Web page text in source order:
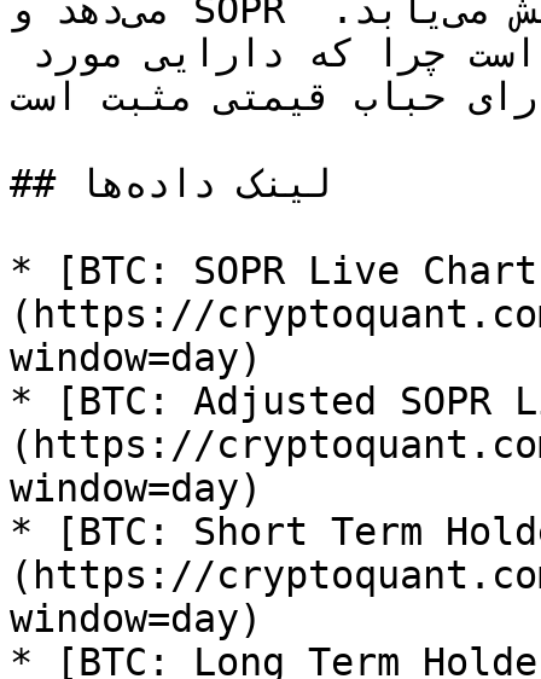
می‌دهد و SOPR به مقادیر بالاتر از ۱ افزایش می‌یابد.
حباب قیمتی مثبت است.
## لینک داده‌ها
* [BTC: SOPR Live
(https://
window=day)
* [BTC: Adjusted SOPR
(https://
window=day)
* [BTC: Short Term
(https://
window=day)
* [BTC: Long Term